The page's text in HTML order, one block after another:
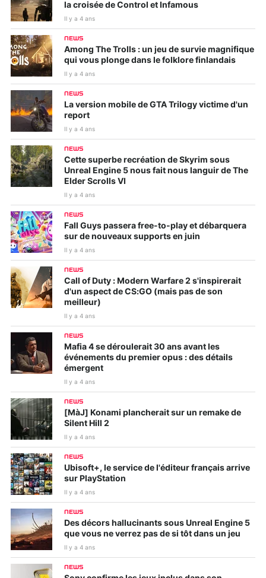
la croisée de Control et Infamous
Il y a 4 ans
NEWS
Among The Trolls : un jeu de survie magnifique
qui vous plonge dans le folklore finlandais
Il y a 4 ans
NEWS
La version mobile de GTA Trilogy victime d'un
report
Il y a 4 ans
NEWS
Cette superbe recréation de Skyrim sous
Unreal Engine 5 nous fait nous languir de The
Elder Scrolls VI
Il y a 4 ans
NEWS
Fall Guys passera free-to-play et débarquera
sur de nouveaux supports en juin
Il y a 4 ans
NEWS
Call of Duty : Modern Warfare 2 s'inspirerait
d'un aspect de CS:GO (mais pas de son
meilleur)
Il y a 4 ans
NEWS
Mafia 4 se déroulerait 30 ans avant les
événements du premier opus : des détails
émergent
Il y a 4 ans
NEWS
[MàJ] Konami plancherait sur un remake de
Silent Hill 2
Il y a 4 ans
NEWS
Ubisoft+, le service de l'éditeur français arrive
sur PlayStation
Il y a 4 ans
NEWS
Des décors hallucinants sous Unreal Engine 5
que vous ne verrez pas de si tôt dans un jeu
Il y a 4 ans
NEWS